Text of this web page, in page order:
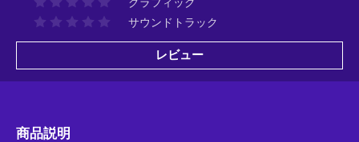
グラフィック
サウンドトラック
レビュー
商品説明